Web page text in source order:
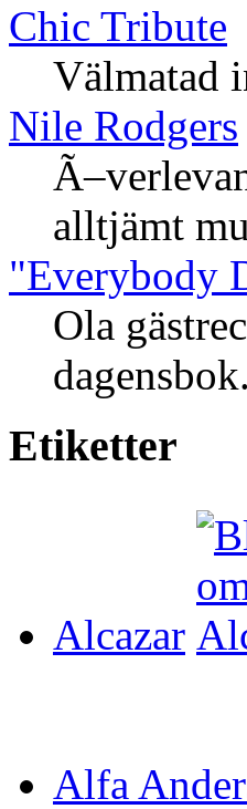
Chic Tribute
Välmatad
Nile Rodgers
alltjämt
"Everybody
Ola
Etiketter
Alcazar
Alfa